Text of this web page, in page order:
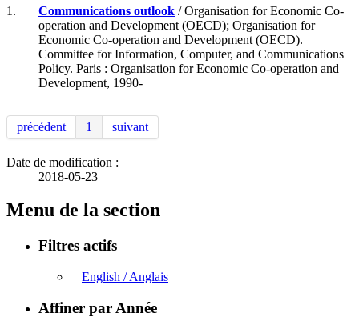
1. Communications outlook / Organisation for Economic Co-
operation and Development (OECD); Organisation for
Economic Co-operation and Development (OECD).
Committee for Information, Computer, and Communications
Policy. Paris : Organisation for Economic Co-operation and
Development, 1990-
précédent 1 suivant
Date de modification :
2018-05-23
Menu de la section
Filtres actifs
English / Anglais
Affiner par Année